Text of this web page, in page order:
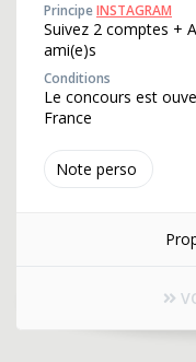
Note perso
PrincipeINSTAGRAM
Suivez 2 comptes +
ami(e)s
Conditions
Le concours est
France